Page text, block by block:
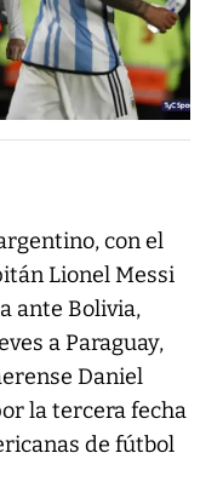
con el
Lionel Messi
ante Bolivia,
a Paraguay,
Daniel
la tercera fecha
de fútbol